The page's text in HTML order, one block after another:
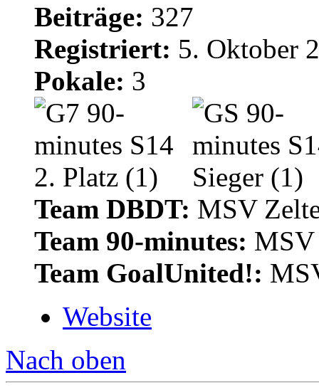
Beiträge: 327
Registriert: 5. Oktober
Pokale: 3
Team DBDT: MSV
Team 90-minutes: MSV
Team GoalUnited!:
Website
Nach oben